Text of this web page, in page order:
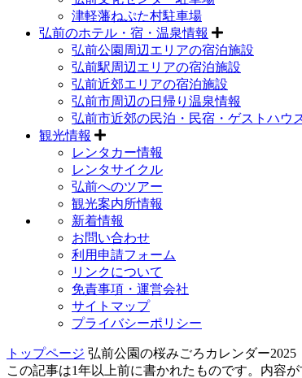
津軽藩ねぷた村駐車場
弘前のホテル・宿・温泉情報
弘前公園周辺エリアの宿泊施設
弘前駅周辺エリアの宿泊施設
弘前近郊エリアの宿泊施設
弘前市周辺の日帰り温泉情報
弘前市近郊の民泊・民宿・ゲストハウ
観光情報
レンタカー情報
レンタサイクル
弘前へのツアー
観光案内所情報
新着情報
お問い合わせ
利用申請フォーム
リンクについて
免責事項・運営会社
サイトマップ
プライバシーポリシー
トップページ 弘前公園の桜みごろカレンダー2025
この記事は1年以上前に書かれたものです。内容